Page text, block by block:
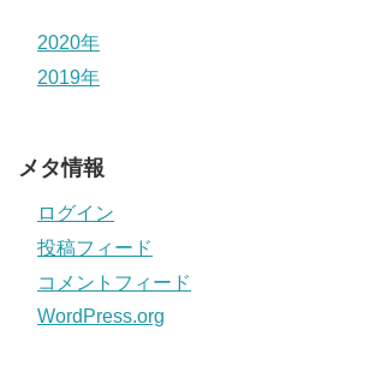
2020年
2019年
メタ情報
ログイン
投稿フィード
コメントフィード
WordPress.org